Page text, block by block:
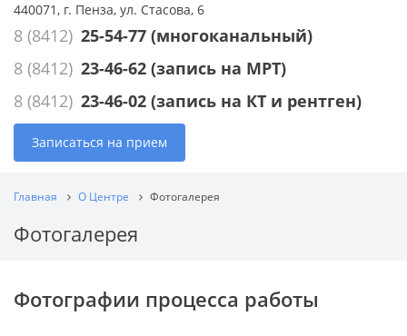
440071, г. Пенза, ул. Стасова, 6
8 (8412) 25-54-77 (многоканальный)
8 (8412) 23-46-62 (запись на МРТ)
8 (8412) 23-46-02 (запись на КТ и рентген)
Записаться на прием
Главная О Центре Фотогалерея
Фотогалерея
Фотографии процесса работы